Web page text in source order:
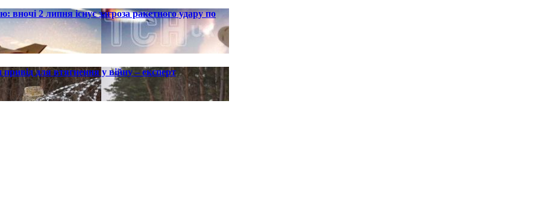
вночі 2 липня існує загроза ракетного удару по
для втягнення у війну – експерт